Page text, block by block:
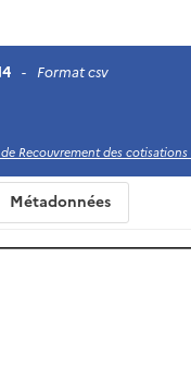
- Format csv
Recouvrement des
Métadonnées